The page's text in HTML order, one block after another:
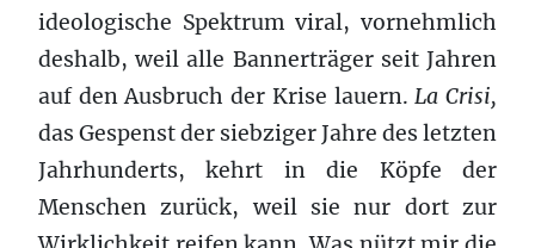
ideologische Spektrum viral, vornehmlich
deshalb, weil alle Bannerträger seit Jahren
auf den Ausbruch der Krise lauern.La Crisi,
das Gespenst der siebziger Jahre des letzten
Jahrhunderts, kehrt in die Köpfe der
Menschen zurück, weil sie nur dort zur